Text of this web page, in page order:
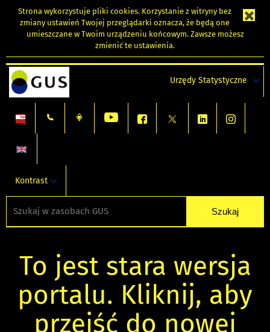
Strona wykorzystuje pliki cookies. Korzystanie z witryny bez
zmiany ustawień Twojej przeglądarki oznacza, że będą one
umieszczane w Twoim urządzeniu końcowym. Zawsze możesz
zmienić te ustawienia.
Urzędy Statystyczne
Kontrast
To jest stara wersja
portalu. Kliknij, aby
przejść do nowej